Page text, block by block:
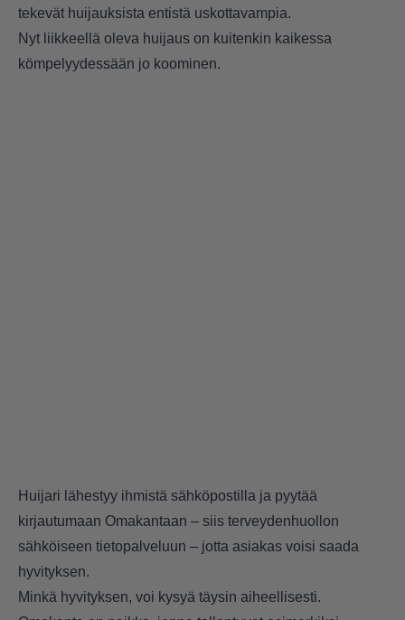
tekevät huijauksista entistä uskottavampia.
Nyt liikkeellä oleva huijaus on kuitenkin kaikessa
kömpelyydessään jo koominen.
Huijari lähestyy ihmistä sähköpostilla ja pyytää
kirjautumaan Omakantaan – siis terveydenhuollon
sähköiseen tietopalveluun – jotta asiakas voisi saada
hyvityksen.
Minkä hyvityksen, voi kysyä täysin aiheellisesti.